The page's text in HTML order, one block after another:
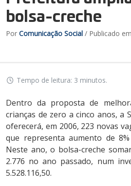
bolsa-creche
Por Comunicação Social / Publicado em
Tempo de leitura: 3 minutos.
Dentro da proposta de
crianças de zero a cinco anos, a
oferecerá, em 2006, 223 novas
que representa aumento de
Neste ano, o bolsa-creche
2.776 no ano passado, num
5.528.116,50.